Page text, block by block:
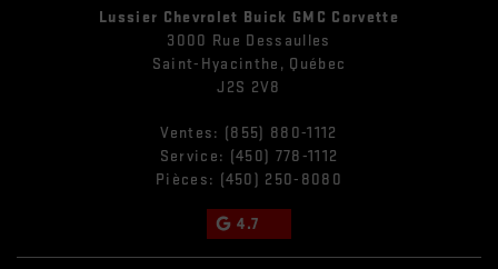
Lussier Chevrolet Buick GMC Corvette
3000 Rue Dessaulles
Saint-Hyacinthe , Québec
J2S 2V8
Ventes: (855) 880-1112
Service: (450) 778-1112
Pièces: (450) 250-8080
4.7